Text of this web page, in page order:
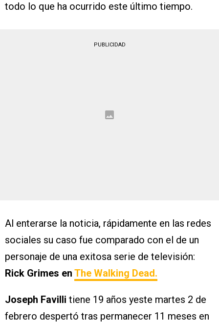
todo lo que ha ocurrido este último tiempo.
PUBLICIDAD
Al enterarse la noticia, rápidamente en las redes
sociales su caso fue comparado con el de un
personaje de una exitosa serie de televisión:
Rick Grimes en The Walking Dead.
Joseph Favilli tiene 19 años yeste martes 2 de
febrero despertó tras permanecer 11 meses en